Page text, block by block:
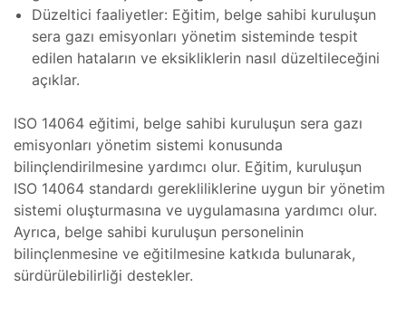
Düzeltici faaliyetler: Eğitim, belge sahibi kuruluşun
sera gazı emisyonları yönetim sisteminde tespit
edilen hataların ve eksikliklerin nasıl düzeltileceğini
açıklar.
ISO 14064 eğitimi, belge sahibi kuruluşun sera gazı
emisyonları yönetim sistemi konusunda
bilinçlendirilmesine yardımcı olur. Eğitim, kuruluşun
ISO 14064 standardı gerekliliklerine uygun bir yönetim
sistemi oluşturmasına ve uygulamasına yardımcı olur.
Ayrıca, belge sahibi kuruluşun personelinin
bilinçlenmesine ve eğitilmesine katkıda bulunarak,
sürdürülebilirliği destekler.
Cihazı